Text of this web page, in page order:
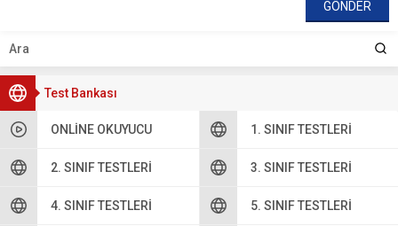
Test Bankası
ONLINE OKUYUCU 1. SINIF TESTLERI
2. SINIF TESTLERI 3. SINIF TESTLERI
4. SINIF TESTLERI 5. SINIF TESTLERI